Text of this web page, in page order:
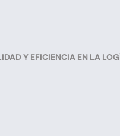
Y EFICIENCIA EN LA